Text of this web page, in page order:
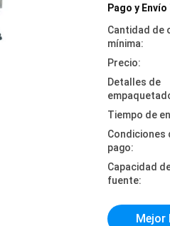
Pago y
Cantidad de
mínima:
Precio:
Detalles de
Tiempo de
Condiciones
pago:
Capacidad
fuente:
Mejor